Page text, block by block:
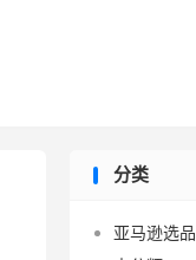
分类
亚马逊选品